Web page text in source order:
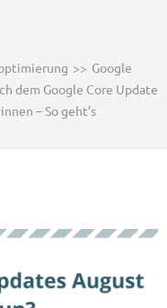
>> Google
dem Google Core Update
– So geht’s